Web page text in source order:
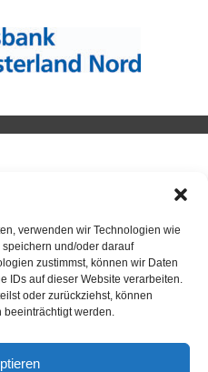
verwenden wir Technologien wie
und/oder darauf
zustimmst, können wir Daten
IDs auf dieser Website verarbeiten.
oder zurückziehst, können
beeinträchtigt werden.